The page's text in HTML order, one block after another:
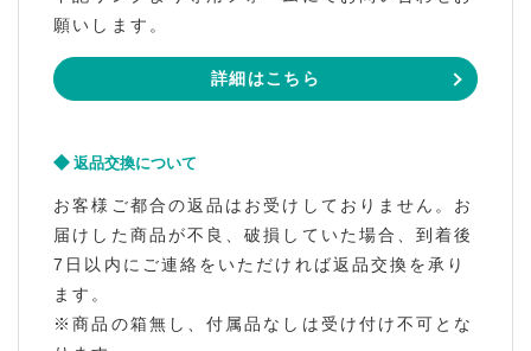
願いします。
詳細はこちら
返品交換について
お客様ご都合の返品はお受けしておりません。お
届けした商品が不良、破損していた場合、到着後
7日以内にご連絡をいただければ返品交換を承り
ます。
※商品の箱無し、付属品なしは受け付け不可とな